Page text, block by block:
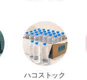
ハコストック